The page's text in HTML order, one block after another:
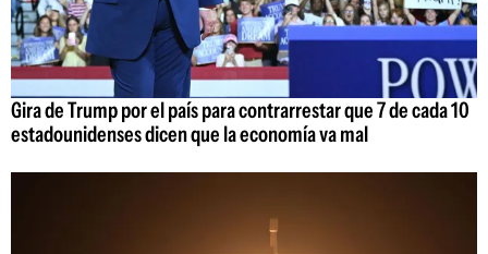
Gira de Trump por el país para contrarrestar que 7 de cada 10
estadounidenses dicen que la economía va mal